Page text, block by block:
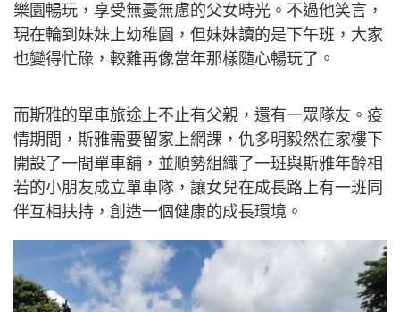
樂園暢玩，享受無憂無慮的父女時光。不過他笑言，
現在輪到妹妹上幼稚園，但妹妹讀的是下午班，大家
也變得忙碌，較難再像當年那樣隨心暢玩了。
而斯雅的單車旅途上不止有父親，還有一眾隊友。疫
情期間，斯雅需要留家上網課，仇多明毅然在家樓下
開設了一間單車舖，並順勢組織了一班與斯雅年齡相
若的小朋友成立單車隊，讓女兒在成長路上有一班同
伴互相扶持，創造一個健康的成長環境。